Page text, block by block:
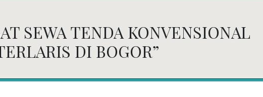
SEWA TENDA KONVENSIONAL
DI BOGOR”